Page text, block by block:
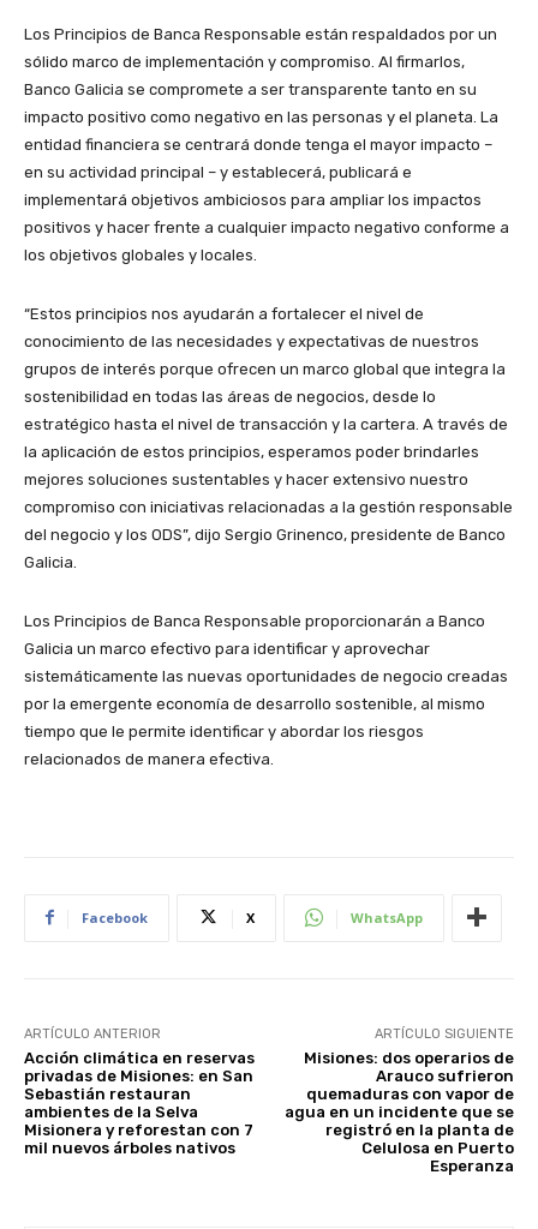
Los Principios de Banca Responsable están respaldados por un
sólido marco de implementación y compromiso. Al firmarlos,
Banco Galicia se compromete a ser transparente tanto en su
impacto positivo como negativo en las personas y el planeta. La
entidad financiera se centrará donde tenga el mayor impacto –
en su actividad principal – y establecerá, publicará e
implementará objetivos ambiciosos para ampliar los impactos
positivos y hacer frente a cualquier impacto negativo conforme a
los objetivos globales y locales.
“Estos principios nos ayudarán a fortalecer el nivel de
conocimiento de las necesidades y expectativas de nuestros
grupos de interés porque ofrecen un marco global que integra la
sostenibilidad en todas las áreas de negocios, desde lo
estratégico hasta el nivel de transacción y la cartera. A través de
la aplicación de estos principios, esperamos poder brindarles
mejores soluciones sustentables y hacer extensivo nuestro
compromiso con iniciativas relacionadas a la gestión responsable
del negocio y los ODS”, dijo Sergio Grinenco, presidente de Banco
Galicia.
Los Principios de Banca Responsable proporcionarán a Banco
Galicia un marco efectivo para identificar y aprovechar
sistemáticamente las nuevas oportunidades de negocio creadas
por la emergente economía de desarrollo sostenible, al mismo
tiempo que le permite identificar y abordar los riesgos
relacionados de manera efectiva.
Facebook X WhatsApp
ARTÍCULO ANTERIOR
Acción climática en reservas
privadas de Misiones: en San
Sebastián restauran
ambientes de la Selva
Misionera y reforestan con 7
mil nuevos árboles nativos
ARTÍCULO SIGUIENTE
Misiones: dos operarios de
Arauco sufrieron
quemaduras con vapor de
agua en un incidente que se
registró en la planta de
Celulosa en Puerto
Esperanza